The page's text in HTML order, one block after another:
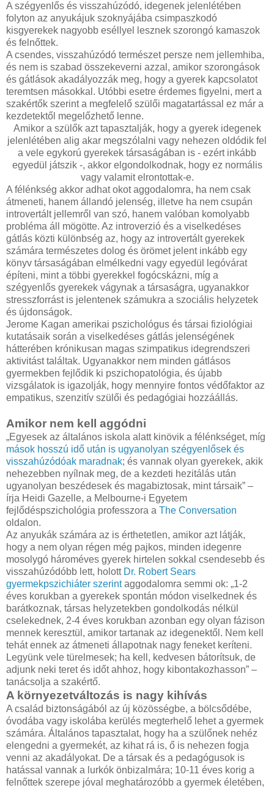
A szégyenlős és visszahúzódó, idegenek jelenlétében
folyton az anyukájuk szoknyájába csimpaszkodó
kisgyerekek nagyobb eséllyel lesznek szorongó kamaszok
és felnőttek.
A csendes, visszahúzódó természet persze nem jellemhiba,
és nem is szabad összekeverni azzal, amikor szorongások
és gátlások akadályozzák meg, hogy a gyerek kapcsolatot
teremtsen másokkal. Utóbbi esetre érdemes figyelni, mert a
szakértők szerint a megfelelő szülői magatartással ez már a
kezdetektől megelőzhető lenne.
Amikor a szülők azt tapasztalják, hogy a gyerek idegenek
jelenlétében alig akar megszólalni vagy nehezen oldódik fel
a vele egykorú gyerekek társaságában is - ezért inkább
egyedül játszik -, akkor elgondolkodnak, hogy ez normális
vagy valamit elrontottak-e.
A félénkség akkor adhat okot aggodalomra, ha nem csak
átmeneti, hanem állandó jelenség, illetve ha nem csupán
introvertált jellemről van szó, hanem valóban komolyabb
probléma áll mögötte. Az introverzió és a viselkedéses
gátlás közti különbség az, hogy az introvertált gyerekek
számára természetes dolog és örömet jelent inkább egy
könyv társaságában elmélkedni vagy egyedül legóvárat
építeni, mint a többi gyerekkel fogócskázni, míg a
szégyenlős gyerekek vágynak a társaságra, ugyanakkor
stresszforrást is jelentenek számukra a szociális helyzetek
és újdonságok.
Jerome Kagan amerikai pszichológus és társai fiziológiai
kutatásaik során a viselkedéses gátlás jelenségének
hátterében krónikusan magas szimpatikus idegrendszeri
aktivitást találtak. Ugyanakkor nem minden gátlásos
gyermekben fejlődik ki pszichopatológia, és újabb
vizsgálatok is igazolják, hogy mennyire fontos védőfaktor az
empatikus, szenzitív szülői és pedagógiai hozzáállás.
Amikor nem kell aggódni
„Egyesek az általános iskola alatt kinövik a félénkséget, míg
mások hosszú idő után is ugyanolyan szégyenlősek és
visszahúzódóak maradnak; és vannak olyan gyerekek, akik
nehezebben nyílnak meg, de a kezdeti hezitálás után
ugyanolyan beszédesek és magabiztosak, mint társaik” –
írja Heidi Gazelle, a Melbourne-i Egyetem
fejlődéspszichológia professzora a The Conversation
oldalon.
Az anyukák számára az is érthetetlen, amikor azt látják,
hogy a nem olyan régen még pajkos, minden idegenre
mosolygó hároméves gyerek hirtelen sokkal csendesebb és
visszahúzódóbb lett, holott Dr. Robert Sears
gyermekpszichiáter szerintaggodalomra semmi ok: „1-2
éves korukban a gyerekek spontán módon viselkednek és
barátkoznak, társas helyzetekben gondolkodás nélkül
cselekednek, 2-4 éves korukban azonban egy olyan fázison
mennek keresztül, amikor tartanak az idegenektől. Nem kell
tehát ennek az átmeneti állapotnak nagy feneket keríteni.
Legyünk vele türelmesek; ha kell, kedvesen bátorítsuk, de
adjunk neki teret és időt ahhoz, hogy kibontakozhasson” –
tanácsolja a szakértő.
A környezetváltozás is nagy kihívás
A család biztonságából az új közösségbe, a bölcsődébe,
óvodába vagy iskolába kerülés megterhelő lehet a gyermek
számára. Általános tapasztalat, hogy ha a szülőnek nehéz
elengedni a gyermekét, az kihat rá is, ő is nehezen fogja
venni az akadályokat. De a társak és a pedagógusok is
hatással vannak a lurkók önbizalmára; 10-11 éves korig a
felnőttek szerepe jóval meghatározóbb a gyermek életében,